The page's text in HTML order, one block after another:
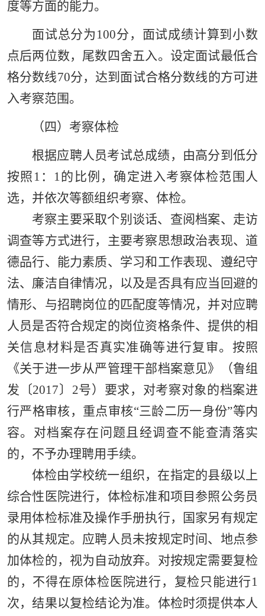
度等方面的能力。
面试总分为100分，面试成绩计算到小数
点后两位数，尾数四舍五入。设定面试最低合
格分数线70分，达到面试合格分数线的方可进
入考察范围。
（四）考察体检
根据应聘人员考试总成绩，由高分到低分
按照1：1的比例，确定进入考察体检范围人
选，并依次等额组织考察、体检。
考察主要采取个别谈话、查阅档案、走访
调查等方式进行，主要考察思想政治表现、道
德品行、能力素质、学习和工作表现、遵纪守
法、廉洁自律情况，以及是否具有应当回避的
情形、与招聘岗位的匹配度等情况，并对应聘
人员是否符合规定的岗位资格条件、提供的相
关信息材料是否真实准确等进行复审。按照
《关于进一步从严管理干部档案意见》（鲁组
发〔2017〕2号）要求，对考察对象的档案进
行严格审核，重点审核“三龄二历一身份”等内
容。对档案存在问题且经调查不能查清落实
的，不予办理聘用手续。
体检由学校统一组织，在指定的县级以上
综合性医院进行，体检标准和项目参照公务员
录用体检标准及操作手册执行，国家另有规定
的从其规定。应聘人员未按规定时间、地点参
加体检的，视为自动放弃。对按规定需要复检
的，不得在原体检医院进行，复检只能进行1
次，结果以复检结论为准。体检时须提供本人